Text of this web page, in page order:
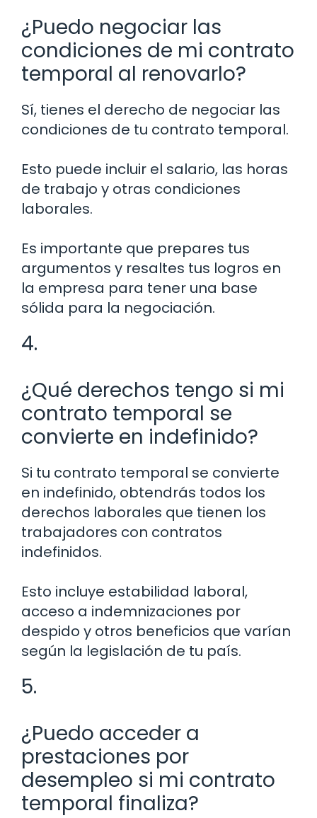
¿Puedo negociar las
condiciones de mi contrato
temporal al renovarlo?
Sí, tienes el derecho de negociar las
condiciones de tu contrato temporal.
Esto puede incluir el salario, las horas
de trabajo y otras condiciones
laborales.
Es importante que prepares tus
argumentos y resaltes tus logros en
la empresa para tener una base
sólida para la negociación.
4.
¿Qué derechos tengo si mi
contrato temporal se
convierte en indefinido?
Si tu contrato temporal se convierte
en indefinido, obtendrás todos los
derechos laborales que tienen los
trabajadores con contratos
indefinidos.
Esto incluye estabilidad laboral,
acceso a indemnizaciones por
despido y otros beneficios que varían
según la legislación de tu país.
5.
¿Puedo acceder a
prestaciones por
desempleo si mi contrato
temporal finaliza?